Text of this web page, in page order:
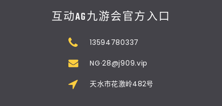
互动AG九游会官方入口
13594780337
NG·28@j909.vip
天水市花激岭482号